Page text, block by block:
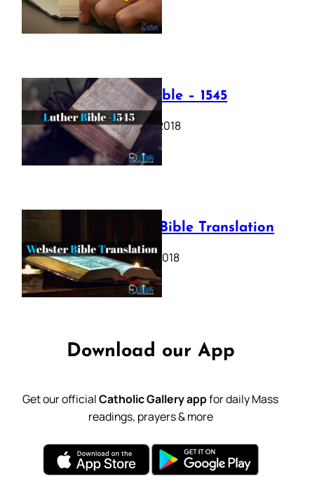
July 12, 2025
Luther Bible – 1545
October 17, 2018
Webster Bible Translation
October 11, 2018
Download our App
Get our officialCatholic Gallery appfor daily Mass
readings, prayers & more